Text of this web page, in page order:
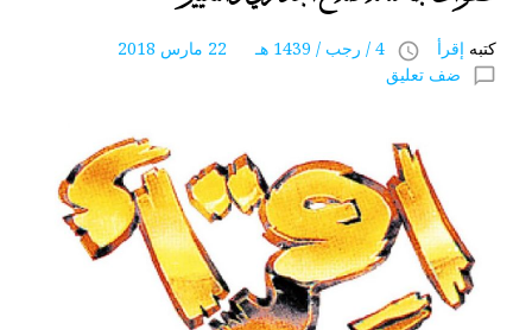
كتبه إقرأ access_time 4 / رجب / 1439 هـ 22 مارس 2018
chat_bubble_outline ضف تعليق